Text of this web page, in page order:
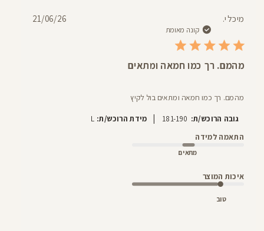
מיכל י.
קונה מאומת
מהמם. רך כמו חמאה ומתאים
מהמם. רך כמו חמאה ומתאים בול לקיץ
גובה הרוכש/ת: 181-190
| מידת הרוכש/ת: L
התאמה למידה
מתאים
איכות המוצר
טוב
21/06/26